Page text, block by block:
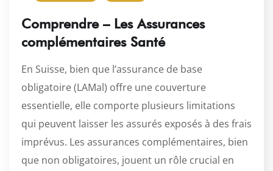
Comprendre – Les Assurances
complémentaires Santé
En Suisse, bien que l’assurance de base
obligatoire (LAMal) offre une couverture
essentielle, elle comporte plusieurs limitations
qui peuvent laisser les assurés exposés à des frais
imprévus. Les assurances complémentaires, bien
que non obligatoires, jouent un rôle crucial en